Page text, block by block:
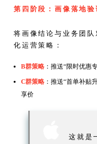
第四阶段：画像落地验
将画像结论与业务团
化运营策略：
B群策略 ：推送“限时优惠
C群策略 ：推送“首单补贴
享价
这就是